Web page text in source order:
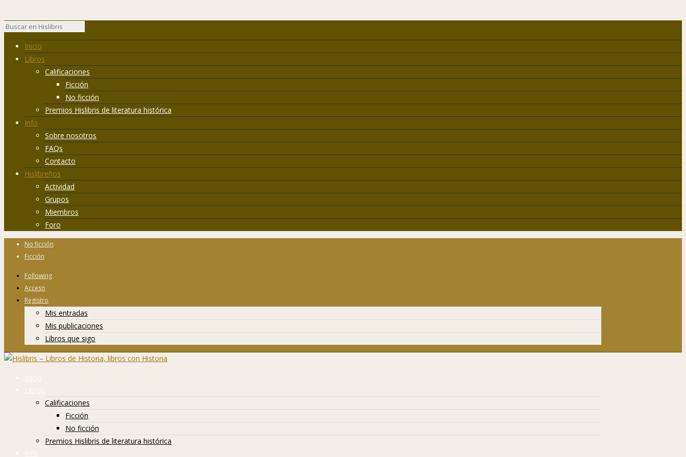
Inicio
Libros
Calificaciones
Ficción
No ficción
Premios Hislibris de literatura histórica
Info
Sobre nosotros
FAQs
Contacto
Hislibreños
Actividad
Grupos
Miembros
Foro
No ficción
Ficción
Following
Acceso
Registro
Mis entradas
Mis publicaciones
Libros que sigo
Inicio
Libros
Calificaciones
Ficción
No ficción
Premios Hislibris de literatura histórica
Info